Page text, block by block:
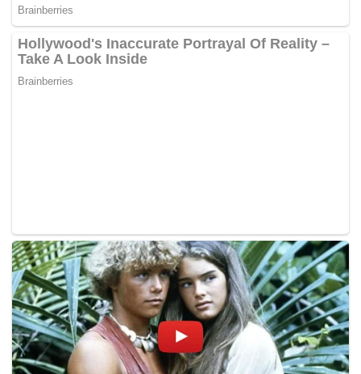
memberi kerjasama bagi melaksanakan apa yang telah
dijanjikan.
“Saya yakin Mandela ada kekuatan sendiri dan
didokong parti yang kuat bersama para pemimpin
berkata, pendekatan BN mengetengahkan bakat-bakat
pemimpin muda sebagai calon pada PRU14 ini adalah
bukti BN berani berganjak kepada satu perubahan bagi
memastikan parti terus relevan dan terkini demi
kepentingan masa depan rakyat.
“Dengan adanya calon muda lain seperti Hafez Yamani